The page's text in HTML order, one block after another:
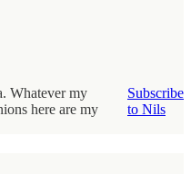
Whatever my
here are my
Subscribe
to Nils